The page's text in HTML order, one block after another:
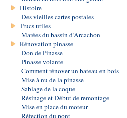
Histoire
Des vieilles cartes postales
Trucs utiles
Marées du bassin d’Arcachon
Rénovation pinasse
Don de Pinasse
Pinasse volante
Comment rénover un bateau en bois
Mise à nu de la pinasse
Sablage de la coque
Résinage et Début de remontage
Mise en place du moteur
Réfection du pont